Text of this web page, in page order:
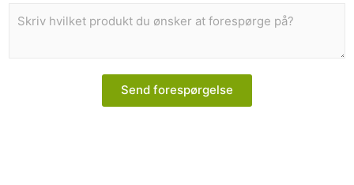
Send forespørgelse